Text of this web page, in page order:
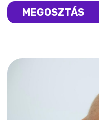
MEGOSZTÁS